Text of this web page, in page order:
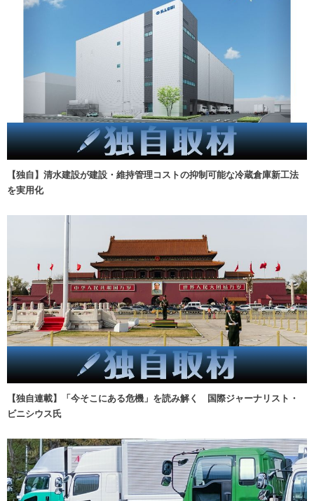
【独自】清水建設が建設・維持管理コストの抑制可能な冷蔵倉庫新工法
を実用化
【独自連載】「今そこにある危機」を読み解く 国際ジャーナリスト・
ビニシウス氏